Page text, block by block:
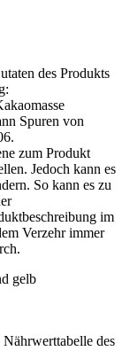
des Produkts
:
Spuren von
zum Produkt
Jedoch kann es
So kann es zu
im
Verzehr immer
gelb
des